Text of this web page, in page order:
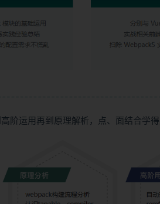
阶运用再到原理解析，点、面结合学